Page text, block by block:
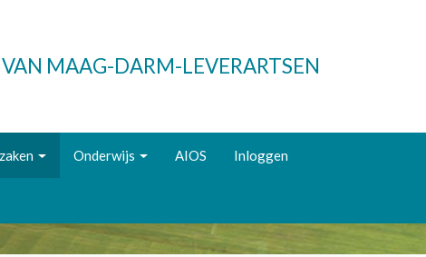
MAAG-DARM-LEVERARTSEN
Onderwijs AIOS Inloggen